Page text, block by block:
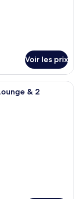
Voir les prix
d’hôtel moderne
& 2